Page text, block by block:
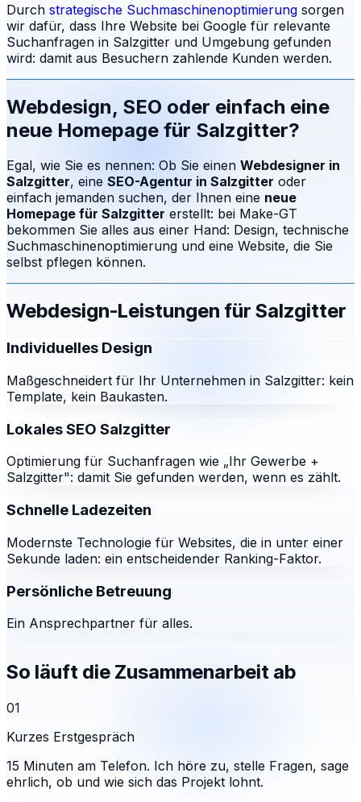
Durch strategische Suchmaschinenoptimierung sorgen
wir dafür, dass Ihre Website bei Google für relevante
Suchanfragen in Salzgitter und Umgebung gefunden
wird: damit aus Besuchern zahlende Kunden werden.
Webdesign, SEO oder einfach eine
neue Homepage für Salzgitter?
Egal, wie Sie es nennen: Ob Sie einen Webdesigner in
Salzgitter, eine SEO-Agentur in Salzgitter oder
einfach jemanden suchen, der Ihnen eine neue
Homepage für Salzgitter erstellt: bei Make-GT
bekommen Sie alles aus einer Hand: Design, technische
Suchmaschinenoptimierung und eine Website, die Sie
selbst pflegen können.
Webdesign-Leistungen für Salzgitter
Individuelles Design
Maßgeschneidert für Ihr Unternehmen in Salzgitter: kein
Template, kein Baukasten.
Lokales SEO Salzgitter
Optimierung für Suchanfragen wie „Ihr Gewerbe +
Salzgitter": damit Sie gefunden werden, wenn es zählt.
Schnelle Ladezeiten
Modernste Technologie für Websites, die in unter einer
Sekunde laden: ein entscheidender Ranking-Faktor.
Persönliche Betreuung
Ein Ansprechpartner für alles.
So läuft die Zusammenarbeit ab
01
Kurzes Erstgespräch
15 Minuten am Telefon. Ich höre zu, stelle Fragen, sage
ehrlich, ob und wie sich das Projekt lohnt.